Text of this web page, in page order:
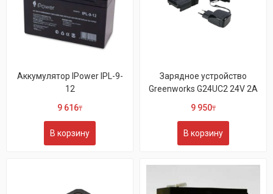
Аккумулятор IPower IPL-9-
12
9 616₸
В корзину
Зарядное устройство
Greenworks G24UC2 24V 2А
9 950₸
В корзину